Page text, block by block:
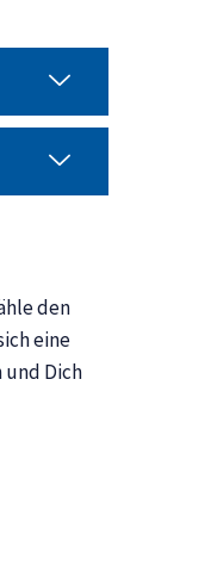
den
eine
und Dich